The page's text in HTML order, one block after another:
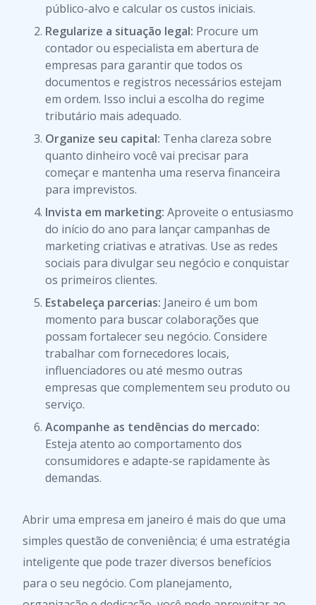
público-alvo e calcular os custos iniciais.
Regularize a situação legal: Procure um
contador ou especialista em abertura de
empresas para garantir que todos os
documentos e registros necessários estejam
em ordem. Isso inclui a escolha do regime
tributário mais adequado.
Organize seu capital: Tenha clareza sobre
quanto dinheiro você vai precisar para
começar e mantenha uma reserva financeira
para imprevistos.
Invista em marketing: Aproveite o entusiasmo
do início do ano para lançar campanhas de
marketing criativas e atrativas. Use as redes
sociais para divulgar seu negócio e conquistar
os primeiros clientes.
Estabeleça parcerias: Janeiro é um bom
momento para buscar colaborações que
possam fortalecer seu negócio. Considere
trabalhar com fornecedores locais,
influenciadores ou até mesmo outras
empresas que complementem seu produto ou
serviço.
Acompanhe as tendências do mercado:
Esteja atento ao comportamento dos
consumidores e adapte-se rapidamente às
demandas.
Abrir uma empresa em janeiro é mais do que uma
simples questão de conveniência; é uma estratégia
inteligente que pode trazer diversos benefícios
para o seu negócio. Com planejamento,